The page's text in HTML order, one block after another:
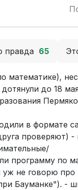
правда 65
математике),
до 18
в формате
проверяют) -
программу по
уж не говорю про
Бауманке"). -